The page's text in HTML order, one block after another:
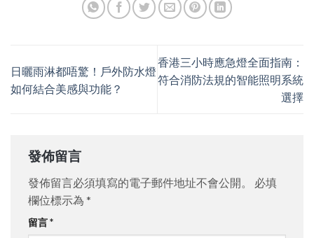
日曬雨淋都唔驚！戶外防水燈
如何結合美感與功能？
香港三小時應急燈全面指南：
符合消防法規的智能照明系統
選擇
發佈留言
發佈留言必須填寫的電子郵件地址不會公開。
必填
欄位標示為 *
留言*